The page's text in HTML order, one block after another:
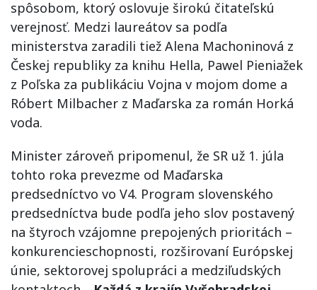
spôsobom, ktorý oslovuje širokú čitateľskú
verejnosť. Medzi laureátov sa podľa
ministerstva zaradili tiež Alena Machoninová z
Českej republiky za knihu Hella, Pawel Pieniažek
z Poľska za publikáciu Vojna v mojom dome a
Róbert Milbacher z Maďarska za román Horká
voda.
Minister zároveň pripomenul, že SR už 1. júla
tohto roka prevezme od Maďarska
predsedníctvo vo V4. Program slovenského
predsedníctva bude podľa jeho slov postavený
na štyroch vzájomne prepojených prioritách –
konkurencieschopnosti, rozširovaní Európskej
únie, sektorovej spolupráci a medziľudských